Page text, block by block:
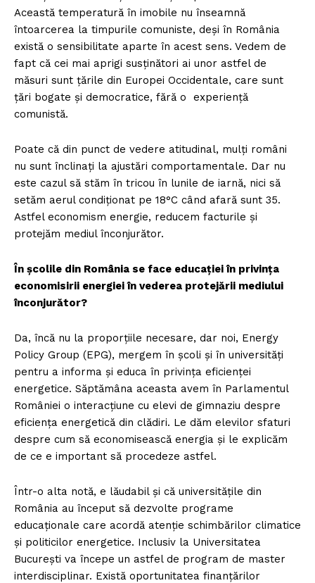
Această temperatură în imobile nu înseamnă
întoarcerea la timpurile comuniste, deși în România
există o sensibilitate aparte în acest sens. Vedem de
fapt că cei mai aprigi susținători ai unor astfel de
măsuri sunt țările din Europei Occidentale, care sunt
țări bogate și democratice, fără o experiență
comunistă.
Poate că din punct de vedere atitudinal, mulți români
nu sunt înclinați la ajustări comportamentale. Dar nu
este cazul să stăm în tricou în lunile de iarnă, nici să
setăm aerul condiționat pe 18°C când afară sunt 35.
Astfel economism energie, reducem facturile și
protejăm mediul înconjurător.
În școlile din România se face educației în privința
economisirii energiei în vederea protejării mediului
înconjurător?
Da, încă nu la proporțiile necesare, dar noi, Energy
Policy Group (EPG), mergem în școli și în universități
pentru a informa și educa în privința eficienței
energetice. Săptămâna aceasta avem în Parlamentul
României o interacțiune cu elevi de gimnaziu despre
eficiența energetică din clădiri. Le dăm elevilor sfaturi
despre cum să economisească energia și le explicăm
de ce e important să procedeze astfel.
Într-o alta notă, e lăudabil și că universitățile din
România au început să dezvolte programe
educaționale care acordă atenție schimbărilor climatice
și politicilor energetice. Inclusiv la Universitatea
București va începe un astfel de program de master
interdisciplinar. Există oportunitatea finanțărilor